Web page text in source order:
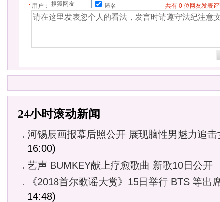
用户： 匿名 共有 0 位网友发表
24小时滚动新闻
河锡辰画报幕后照公开 展现脑性男魅力追击
16:00)
艺声 BUMKEY献上疗愈歌曲 新歌10日公开
《2018首尔歌谣大赏》15日举行 BTS 等出
14:48)